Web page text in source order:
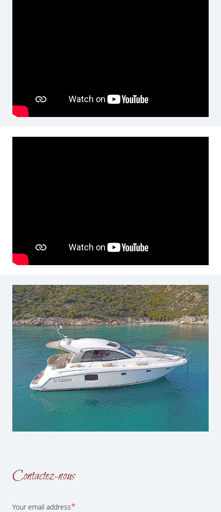
Contactez-nous
Your email address*